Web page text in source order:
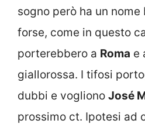
sogno però ha un
forse, come in questo
porterebbero a Roma e
giallorossa. I tifosi
dubbi e vogliono José
prossimo ct. Ipotesi ad